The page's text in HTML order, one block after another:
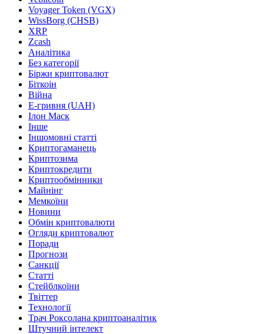
Voyager Token (VGX)
WissBorg (CHSB)
XRP
Zcash
Аналітика
Без категорії
Біржи криптовалют
Біткоін
Війна
Е-гривня (UAH)
Ілон Маск
Інше
Іншомовні статті
Криптогаманець
Криптозима
Криптокредити
Криптообмінники
Майнінг
Мемкоїни
Новини
Обмін криптовалюти
Огляди криптовалют
Поради
Прогнози
Санкції
Статті
Стейблкоїни
Твіттер
Технології
Трач Роксолана криптоаналітик
Штучний інтелект